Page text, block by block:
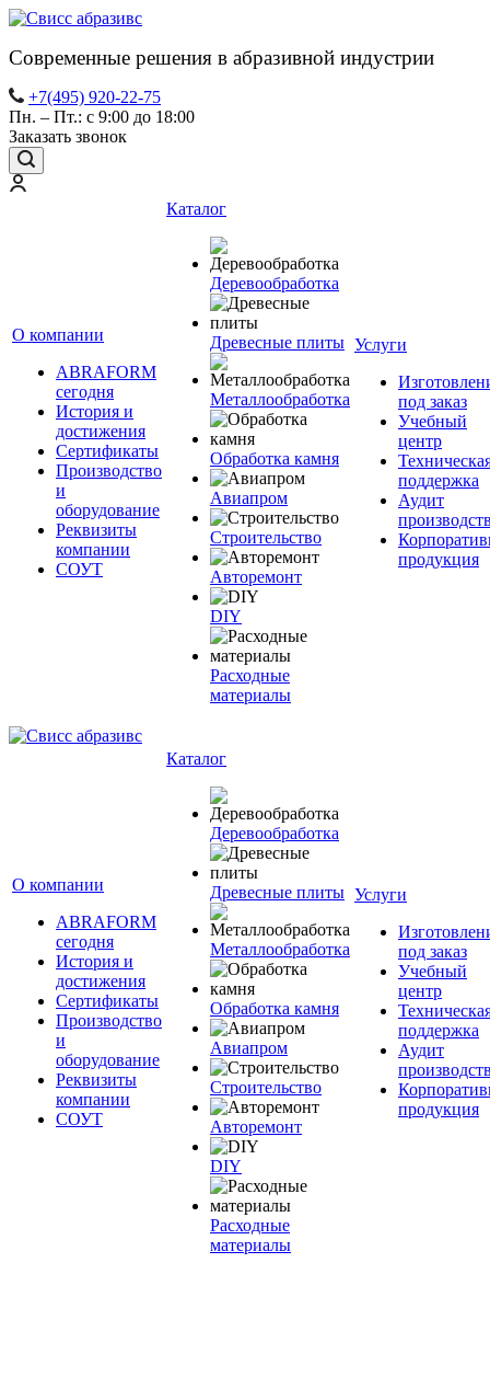
Современные решения в абразивной индустрии
+7(495) 920-22-75
Пн. – Пт.: с 9:00 до 18:00
Заказать звонок
О компании
ABRAFORM
сегодня
История и
достижения
Сертификаты
Производство
и
оборудование
Реквизиты
компании
СОУТ
Каталог
Деревообработка
Древесные плиты
Металлообработка
Обработка камня
Авиапром
Строительство
Авторемонт
DIY
Расходные
материалы
Услуги
под заказ
Учебный
центр
поддержка
Аудит
продукция
О компании
ABRAFORM
сегодня
История и
достижения
Сертификаты
Производство
и
оборудование
Реквизиты
компании
СОУТ
Каталог
Деревообработка
Древесные плиты
Металлообработка
Обработка камня
Авиапром
Строительство
Авторемонт
DIY
Расходные
материалы
Услуги
под заказ
Учебный
центр
поддержка
Аудит
продукция